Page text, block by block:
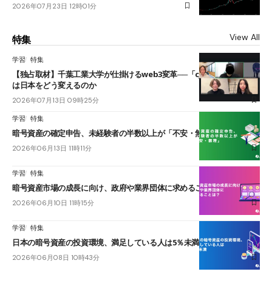
2026年07月23日 12時01分
特集 View All
学習 特集
【独占取材】千葉工業大学が仕掛けるweb3変革──「cJPY」とAIの融合
は日本をどう変えるのか
2026年07月13日 09時25分
学習 特集
暗号資産の確定申告、未経験者の半数以上が「不安・無理」
2026年06月13日 11時11分
学習 特集
暗号資産市場の成長に向け、政府や業界団体に求めることは？
2026年06月10日 11時15分
学習 特集
日本の暗号資産の投資環境、満足している人は5％未満
2026年06月08日 10時43分